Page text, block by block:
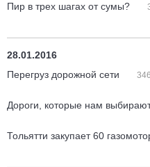
Пир в трех шагах от сумы?
28.01.2016
Перегруз дорожной сети
Дороги, которые нам
Тольятти закупает 60